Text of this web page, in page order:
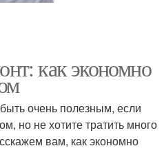
как экономно
очень полезным, если
но не хотите тратить много
вам, как экономно